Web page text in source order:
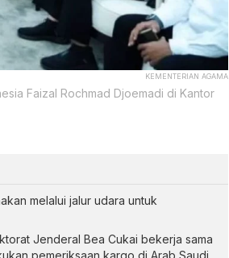
KEMENTERIAN AGAMA
Faizal Rochmad Djoemadi di Kantor
melalui jalur udara untuk
Jenderal Bea Cukai bekerja sama